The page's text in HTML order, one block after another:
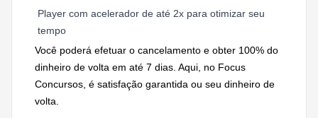
Player com acelerador de até 2x para otimizar seu
tempo
Você poderá efetuar o cancelamento e obter 100% do
dinheiro de volta em até 7 dias. Aqui, no Focus
Concursos, é satisfação garantida ou seu dinheiro de
volta.